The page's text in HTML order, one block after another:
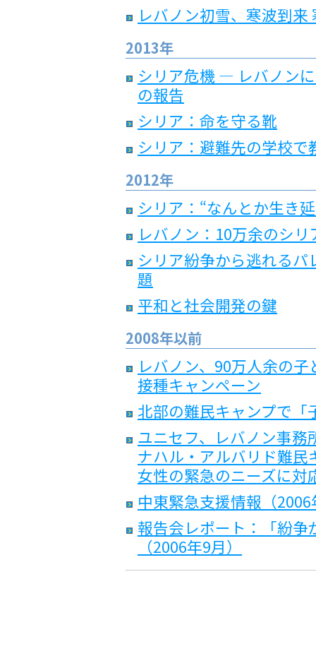
レバノン初雪、寒波到
2013年
シリア危機 — レバノン
の報告
シリア：命を守る靴
シリア：避難先の学校
2012年
シリア：“なんとか生き
レバノン：10万余のシ
シリア紛争から逃れる
題
平和と社会開発の鍵
2008年以前
レバノン、90万人余の
接種キャンペーン
北部の難民キャンプで
ユニセフ、レバノン事務
ナハル・アルバリド難
女性の緊急のニーズに対
中東緊急支援情報（
報告会レポート：「紛
（2006年9月）